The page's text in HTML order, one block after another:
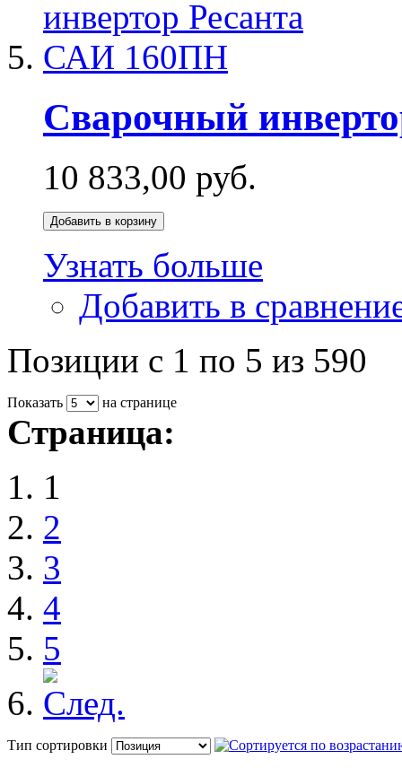
Сварочный
10 833,00 руб.
Добавить в корзину
Узнать больше
Добавить в
Позиции с 1 по 5 из 590
Показать на странице
Страница:
1
2
3
4
5
Тип сортировки